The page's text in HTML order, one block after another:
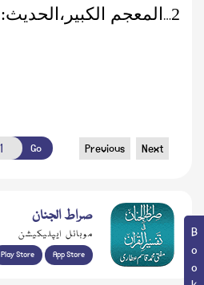
2
…المعجم الکبیر،الحدیث:
Go Previous Next
صراط الجنان
موبائل ایپلیکیشن
Play Store App Store